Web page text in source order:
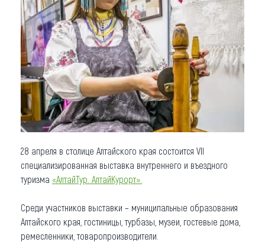
Новости
Что привезти (сувениры)
О регионе
Коллекция впечатлений
Другие рубрики
28 апреля в столице Алтайского края состоится VII
специализированная выставка внутреннего и въездного
туризма «АлтайТур. АлтайКурорт».
Среди участников выставки – муниципальные образования
Алтайского края, гостиницы, турбазы, музеи, гостевые дома,
ремесленники, товаропроизводители.